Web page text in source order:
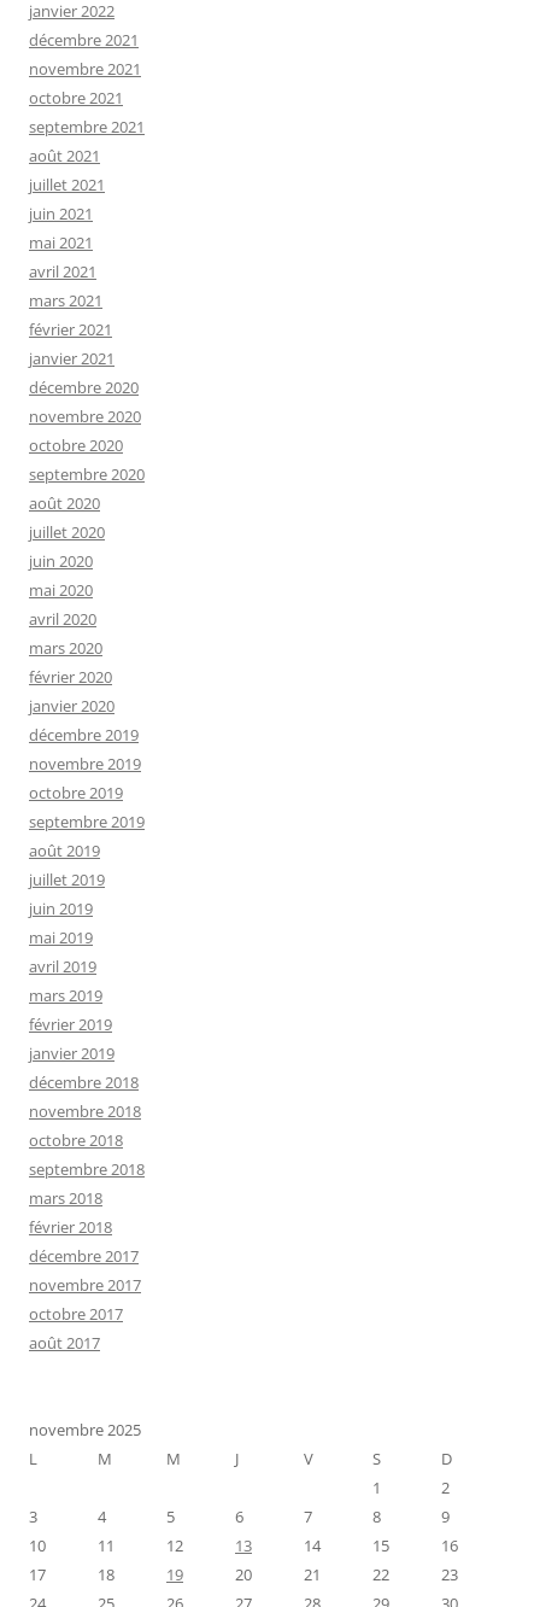
janvier 2022
décembre 2021
novembre 2021
octobre 2021
septembre 2021
août 2021
juillet 2021
juin 2021
mai 2021
avril 2021
mars 2021
février 2021
janvier 2021
décembre 2020
novembre 2020
octobre 2020
septembre 2020
août 2020
juillet 2020
juin 2020
mai 2020
avril 2020
mars 2020
février 2020
janvier 2020
décembre 2019
novembre 2019
octobre 2019
septembre 2019
août 2019
juillet 2019
juin 2019
mai 2019
avril 2019
mars 2019
février 2019
janvier 2019
décembre 2018
novembre 2018
octobre 2018
septembre 2018
mars 2018
février 2018
décembre 2017
novembre 2017
octobre 2017
août 2017
novembre 2025
L
M M J V S
D
1
2
3
4 5 6 7 8
9
10
11 12 13 14 15
16
17
18 19 20 21 22
23